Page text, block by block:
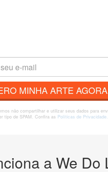
MINHA ARTE AGORA
não compartilhar e utilizar seus dados para
tipo de SPAM. Confira as Políticas de Privacidade.
a We Do